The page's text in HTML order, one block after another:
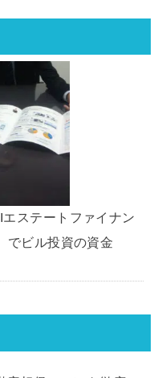
エステートファイナン
でビル投資の資金